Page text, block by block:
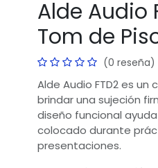
Alde Audio
Tom de
(0 reseña)
Alde Audio FTD2 es
brindar una sujeción
diseño funcional
colocado durante
presentaciones.